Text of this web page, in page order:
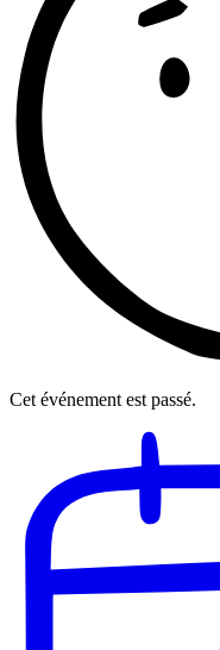
Cet événement est passé.